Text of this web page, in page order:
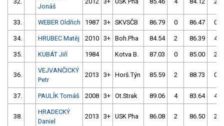
Jonáš
33. WEBER Oldřich 1987 3+ SKVSČB 86.79 0 86.47 0
34. HRUBEC Matěj 2010 3+ Boh.Pha 84.54 2 86.39 4
35. KUBÁT Jiří 1984 Kotva B. 87.03 0 85.00 2
36.
VEJVANČICKÝ
Petr
2013 3+ Horš.Týn 85.59 2 88.73 0
37. PAULÍK Tomáš 2008 3+ Ot.Strak 89.06 4 83.64 4
38.
HRADECKÝ
Daniel
2013 3+ USK Pha 86.08 2 86.50 2